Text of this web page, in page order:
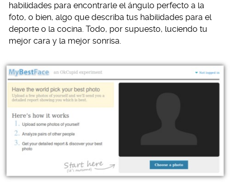
habilidades para encontrarle el ángulo perfecto a la
foto, o bien, algo que describa tus habilidades para el
deporte o la cocina. Todo, por supuesto, luciendo tu
mejor cara y la mejor sonrisa.